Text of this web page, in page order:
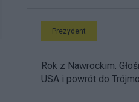
Prezydent
Rok z Nawrockim.
USA i powrót do